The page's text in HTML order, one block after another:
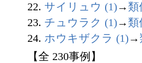
22. サイリュウ (1)→ 類
23. チュウラク (1)→ 類
24. ホウキザクラ (1)→
【全 230事例】